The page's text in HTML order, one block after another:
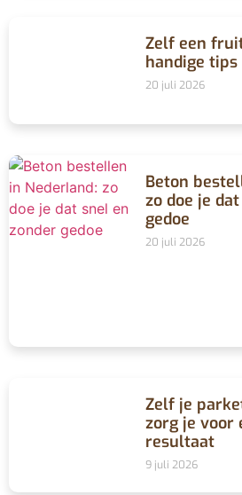
Zelf een
handige tips
20 juli 2026
Beton
zo doe je
gedoe
20 juli 2026
Zelf je
zorg je voor
resultaat
9 juli 2026